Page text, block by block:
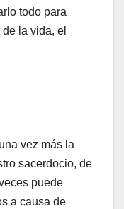
todo para
la vida, el
vez más la
sacerdocio, de
puede
a causa de